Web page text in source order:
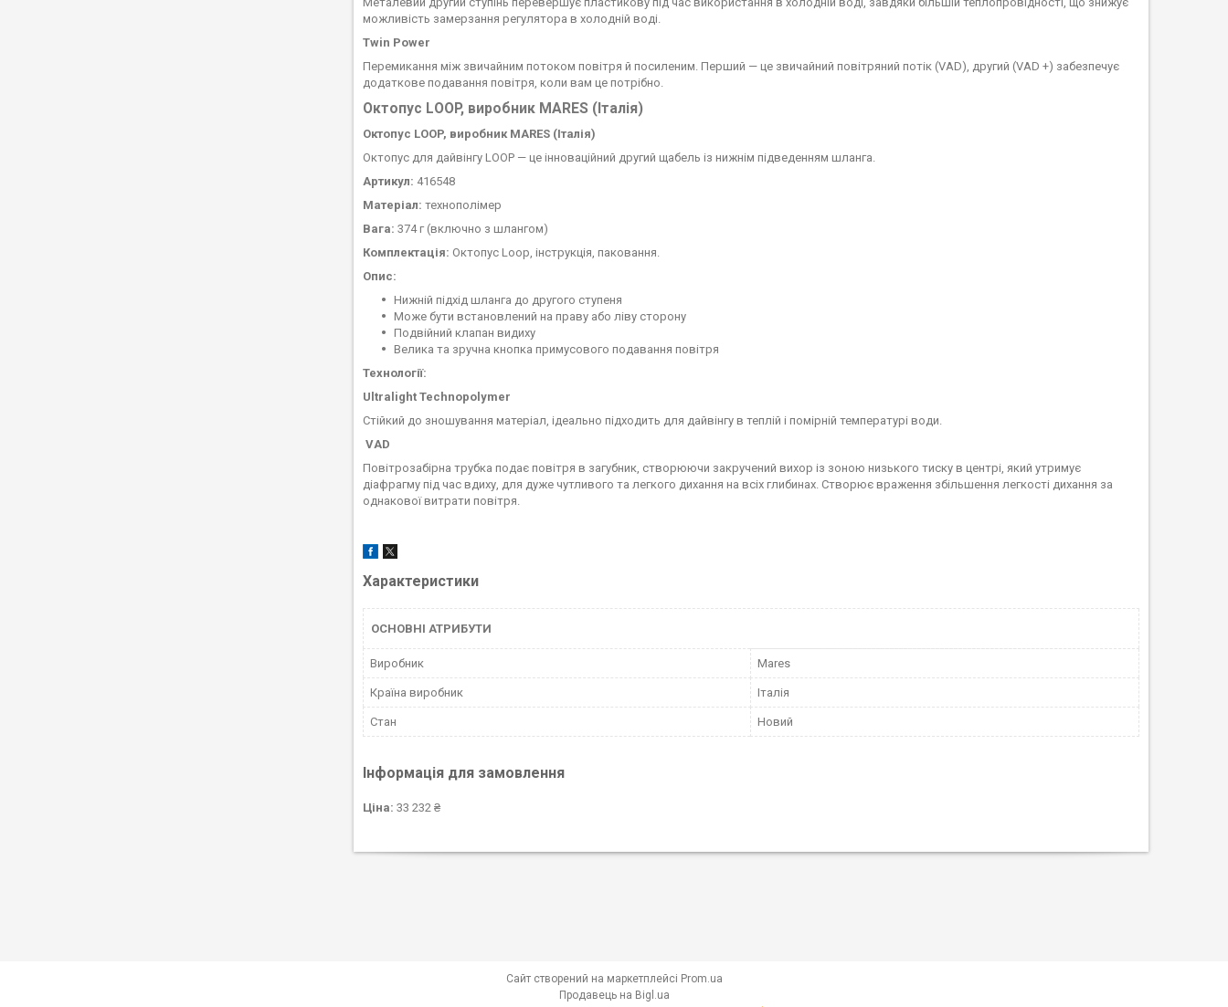
можливість замерзання регулятора в холодній воді.
Twin Power
Перемикання між звичайним потоком повітря й посиленим. Перший — це звичайний повітряний потік (VAD), другий (VAD +) забезпечує
додаткове подавання повітря, коли вам це потрібно.
Октопус LOOP, виробник MARES (Італія)
Октопус LOOP, виробник MARES (Італія)
Октопус для дайвінгу LOOP — це інноваційний другий щабель із нижнім підведенням шланга.
Артикул: 416548
Матеріал: технополімер
Вага: 374 г (включно з шлангом)
Комплектація: Октопус Loop, інструкція, паковання.
Опис:
Нижній підхід шланга до другого ступеня
Може бути встановлений на праву або ліву сторону
Подвійний клапан видиху
Велика та зручна кнопка примусового подавання повітря
Технології:
Ultralight Technopolymer
Стійкий до зношування матеріал, ідеально підходить для дайвінгу в теплій і помірній температурі води.
VAD
Повітрозабірна трубка подає повітря в загубник, створюючи закручений вихор із зоною низького тиску в центрі, який утримує
діафрагму під час вдиху, для дуже чутливого та легкого дихання на всіх глибинах. Створює враження збільшення легкості дихання за
однакової витрати повітря.
Характеристики
ОСНОВНІ АТРИБУТИ
Виробник Mares
Країна виробник Італія
Стан Новий
Інформація для замовлення
Ціна: 33 232 ₴
Сайт створений на маркетплейсі Prom.ua
Продавець на Bigl.ua